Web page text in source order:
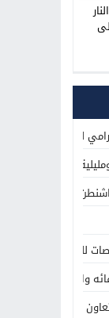
لترويج المؤثرات
الكامل لمغربية
للخطاب الملكي
وانقطاع الاتصال
الاقتصادي